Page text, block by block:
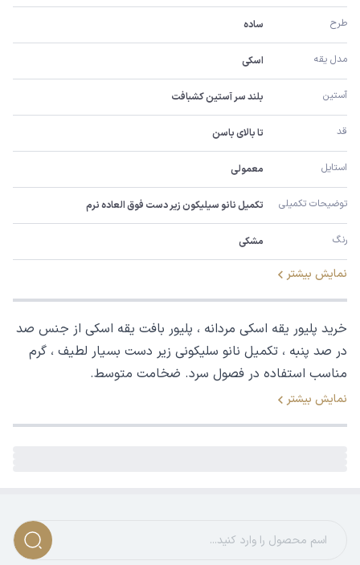
طرح ساده
مدل یقه اسکی
آستین بلند سر آستین کشبافت
قد تا بالای باسن
استایل معمولی
توضیحات تکمیلی تکمیل نانو سیلیکون زیر دست فوق العاده نرم
رنگ مشکی
نمایش بیشتر
خرید پلیور یقه اسکی مردانه ، پلیور بافت یقه اسکی از جنس صد
در صد پنبه ، تکمیل نانو سلیکونی زیر دست بسیار لطیف ، گرم
مناسب استفاده در فصول سرد. ضخامت متوسط.
نمایش بیشتر